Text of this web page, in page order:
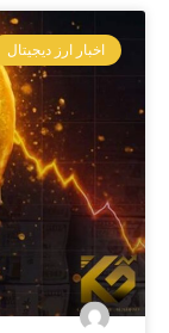
اخبار ارز دیجیتال